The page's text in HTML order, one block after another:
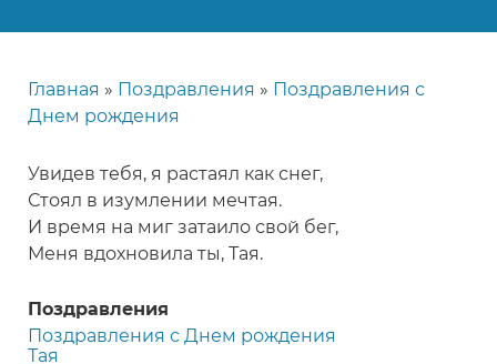
Строка
Главная Поздравления
Поздравления с
Днем рождения
Увидев тебя, я растаял как снег,
Стоял в изумлении мечтая.
И время на миг затаило свой бег,
Меня вдохновила ты, Тая.
Поздравления
Поздравления с Днем рождения
Тая